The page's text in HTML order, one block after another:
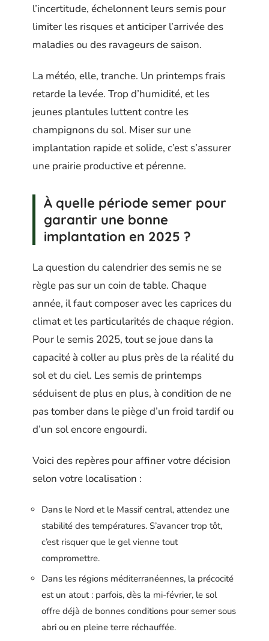
l’incertitude, échelonnent leurs semis pour
limiter les risques et anticiper l’arrivée des
maladies ou des ravageurs de saison.
La météo, elle, tranche. Un printemps frais
retarde la levée. Trop d’humidité, et les
jeunes plantules luttent contre les
champignons du sol. Miser sur une
implantation rapide et solide, c’est s’assurer
une prairie productive et pérenne.
À quelle période semer pour
garantir une bonne
implantation en 2025 ?
La question du calendrier des semis ne se
règle pas sur un coin de table. Chaque
année, il faut composer avec les caprices du
climat et les particularités de chaque région.
Pour le semis 2025, tout se joue dans la
capacité à coller au plus près de la réalité du
sol et du ciel. Les semis de printemps
séduisent de plus en plus, à condition de ne
pas tomber dans le piège d’un froid tardif ou
d’un sol encore engourdi.
Voici des repères pour affiner votre décision
selon votre localisation :
Dans le Nord et le Massif central, attendez une
stabilité des températures. S’avancer trop tôt,
c’est risquer que le gel vienne tout
compromettre.
Dans les régions méditerranéennes, la précocité
est un atout : parfois, dès la mi-février, le sol
offre déjà de bonnes conditions pour semer sous
abri ou en pleine terre réchauffée.